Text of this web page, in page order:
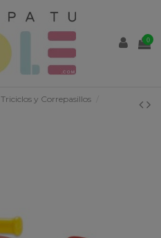
0
Triciclos y Correpasillos